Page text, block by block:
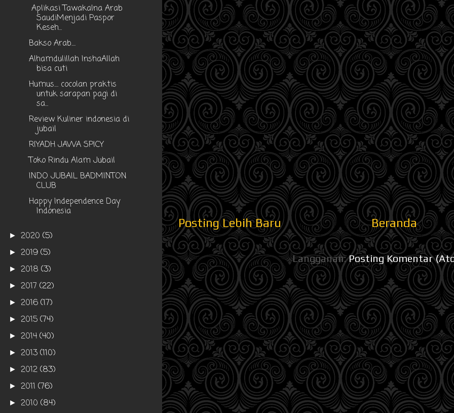
Posting Lebih Baru Beranda
Langganan:Posting Komentar
Aplikasi Tawakalna Arab
SaudiMenjadi Paspor
Keseh...
Bakso Arab....
Alhamdulillah InshaAllah
bisa cuti
Humus.... cocolan praktis
untuk sarapan pagi di
sa...
Review Kuliner indonesia di
jubail
RIYADH JAWA SPICY
Toko Rindu Alam Jubail
INDO JUBAIL BADMINTON
CLUB
Happy Independence Day
Indonesia
► 2020 (5)
► 2019 (5)
► 2018 (3)
► 2017 (22)
► 2016 (17)
► 2015 (74)
► 2014 (40)
► 2013 (110)
► 2012 (83)
► 2011 (76)
► 2010 (84)